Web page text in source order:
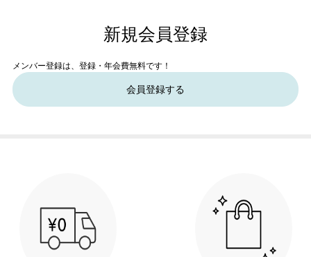
新規会員登録
メンバー登録は、登録・年会費無料です！
会員登録する